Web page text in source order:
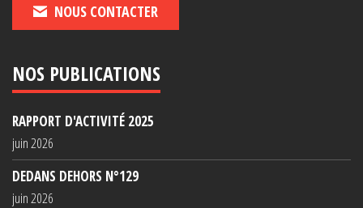
NOUS CONTACTER
NOS PUBLICATIONS
RAPPORT D'ACTIVITÉ 2025
juin 2026
DEDANS DEHORS N°129
juin 2026